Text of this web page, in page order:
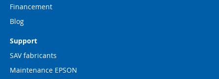
Financement
Blog
Support
SAV fabricants
Maintenance EPSON